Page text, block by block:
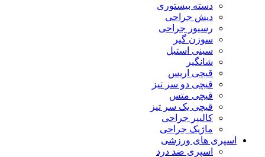
دسته بیستوری
دیش جراحی
رسیور جراحی
سوزن گیر
سینی استیل
شانگیر
قیچی اریس
قیچی دو سر تیز
قیچی متس
قیچی یک سر تیز
کالیپر جراحی
ماژیک جراحی
اسپری های ورزشی
اسپری ضد درد